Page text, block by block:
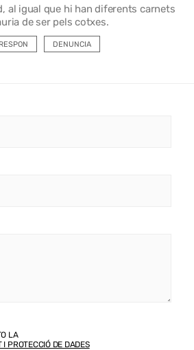
al igual que hi han diferents carnets
de ser pels cotxes.
RESPON DENUNCIA
LA
I PROTECCIÓ DE DADES